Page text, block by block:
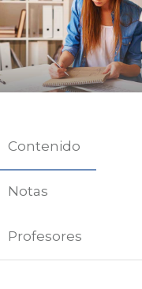
Contenido
Notas
Profesores